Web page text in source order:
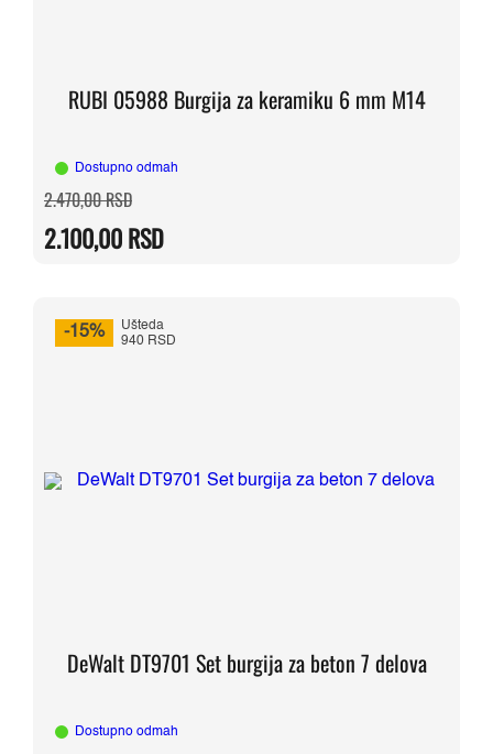
RUBI 05988 Burgija za keramiku 6 mm M14
Dostupno odmah
2.470,00RSDOriginalna
cena
bila:
2.470,00 RSD.
2.100,00RSD
Trenutna
cena
2.100,00 RSD.
-15%
Ušteda
940 RSD
DeWalt DT9701 Set burgija za beton 7 delova
Dostupno odmah